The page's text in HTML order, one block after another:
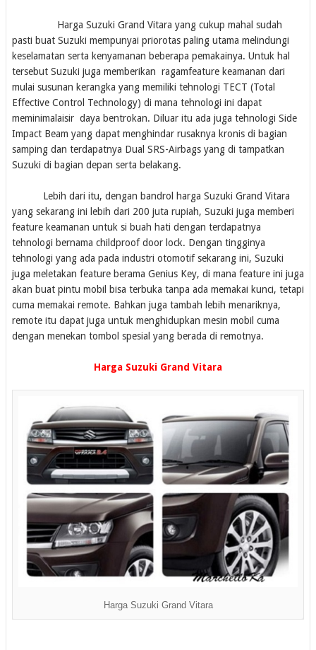
Harga Suzuki Grand Vitara yang cukup mahal sudah
pasti buat Suzuki mempunyai priorotas paling utama melindungi
keselamatan serta kenyamanan beberapa pemakainya. Untuk hal
tersebut Suzuki juga memberikan ragamfeature keamanan dari
mulai susunan kerangka yang memiliki tehnologi TECT (Total
Effective Control Technology) di mana tehnologi ini dapat
meminimalaisir daya bentrokan. Diluar itu ada juga tehnologi Side
Impact Beam yang dapat menghindar rusaknya kronis di bagian
samping dan terdapatnya Dual SRS-Airbags yang di tampatkan
Suzuki di bagian depan serta belakang.
Lebih dari itu, dengan bandrol harga Suzuki Grand Vitara
yang sekarang ini lebih dari 200 juta rupiah, Suzuki juga memberi
feature keamanan untuk si buah hati dengan terdapatnya
tehnologi bernama childproof door lock. Dengan tingginya
tehnologi yang ada pada industri otomotif sekarang ini, Suzuki
juga meletakan feature berama Genius Key, di mana feature ini juga
akan buat pintu mobil bisa terbuka tanpa ada memakai kunci, tetapi
cuma memakai remote. Bahkan juga tambah lebih menariknya,
remote itu dapat juga untuk menghidupkan mesin mobil cuma
dengan menekan tombol spesial yang berada di remotnya.
Harga Suzuki Grand Vitara
Harga Suzuki Grand Vitara